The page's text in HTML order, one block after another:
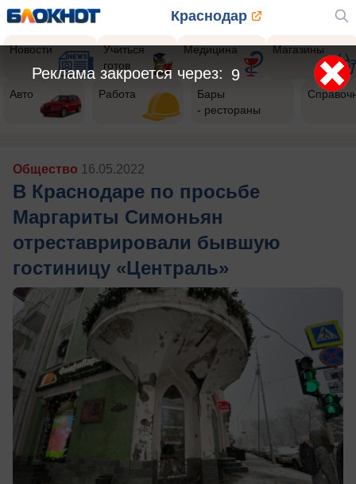
Краснодар
Новости
Учиться
готов
Медицина Магазины
Авто Работа
Бары
- рестораны
Общество 16.05.2022
В Краснодаре по просьбе
Маргариты Симоньян
отреставрировали бывшую
гостиницу «Централь»
7
Реклама закроется через: